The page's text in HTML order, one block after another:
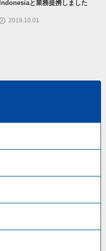
Indonesiaと業務提携しました
2019.10.01